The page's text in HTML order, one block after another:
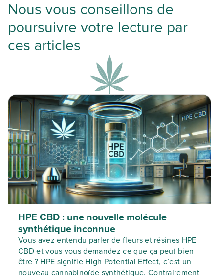
Nous vous conseillons de
poursuivre votre lecture par
ces articles
HPE CBD : une nouvelle molécule
synthétique inconnue
Vous avez entendu parler de fleurs et résines HPE
CBD et vous vous demandez ce que ça peut bien
être ? HPE signifie High Potential Effect, c’est un
nouveau cannabinoïde synthétique. Contrairement